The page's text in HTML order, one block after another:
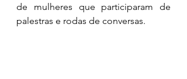
de mulheres que participaram de
palestras e rodas de conversas.